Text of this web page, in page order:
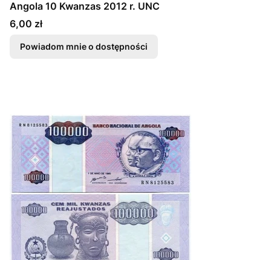
Angola 10 Kwanzas 2012 r. UNC
Cena
6,00 zł
Powiadom mnie o dostępności